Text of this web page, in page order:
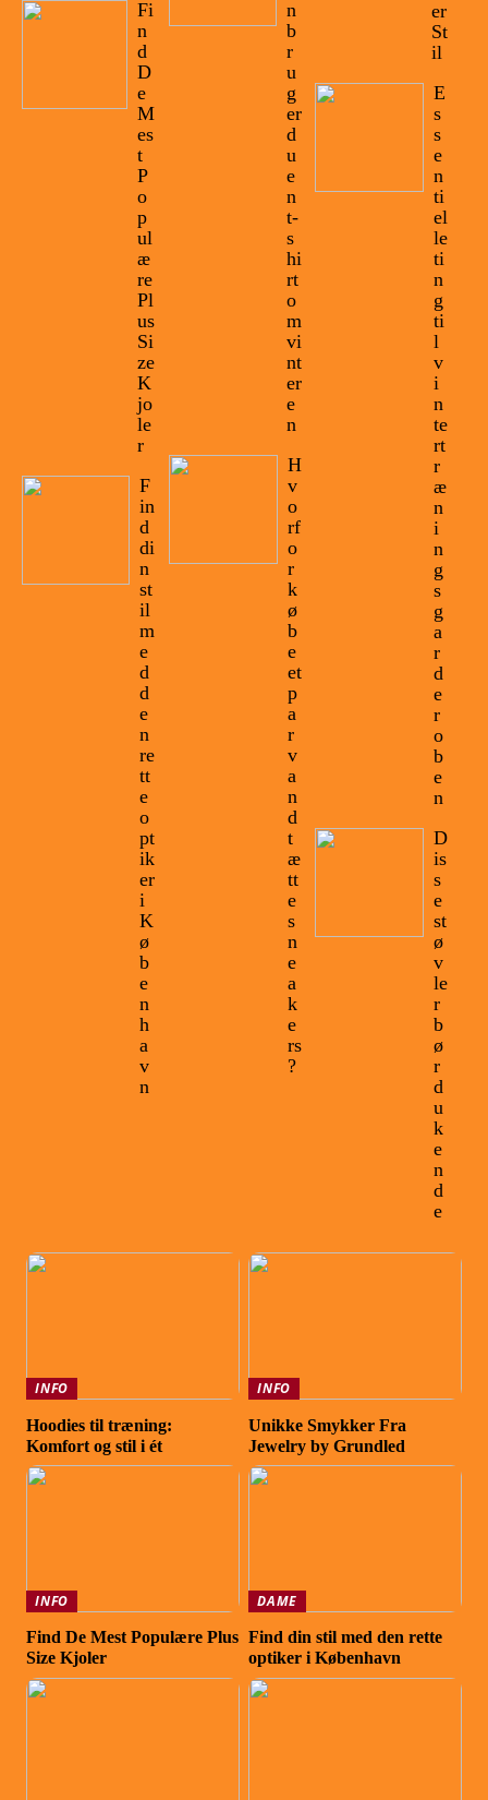
Fi
n
d
D
e
M
es
t
P
o
p
ul
æ
re
Pl
us
Si
ze
K
jo
le
r
F
in
d
di
n
st
il
m
e
d
d
e
n
re
tt
e
o
pt
ik
er
i
K
ø
b
e
n
h
a
v
n
n
b
r
u
g
er
d
u
e
n
t-
s
hi
rt
o
m
vi
nt
er
e
n
H
v
o
rf
o
r
k
ø
b
e
et
p
a
r
v
a
n
d
t
æ
tt
e
s
n
e
a
k
e
rs
?
er
St
il
E
s
s
e
n
ti
el
le
ti
n
g
ti
l
v
i
n
te
rt
r
æ
n
i
n
g
s
g
a
r
d
e
r
o
b
e
n
D
is
s
e
st
ø
v
le
r
b
ø
r
d
u
k
e
n
d
e
INFO
Hoodies til træning:
Komfort og stil i ét
INFO
Unikke Smykker Fra
Jewelry by Grundled
INFO
Find De Mest Populære Plus
Size Kjoler
DAME
Find din stil med den rette
optiker i København